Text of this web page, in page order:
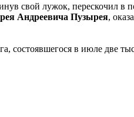
свой лужок, перескочил в
Андреевича Пузырея,
состоявшегося в июле две